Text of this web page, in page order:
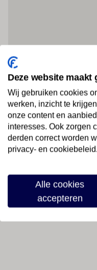
Deze website
Wij gebruiken cookies
werken, inzicht te
onze content en
interesses. Ook zorgen
derden correct worden
privacy- en cookiebeleid.
Alle cookies
accepteren